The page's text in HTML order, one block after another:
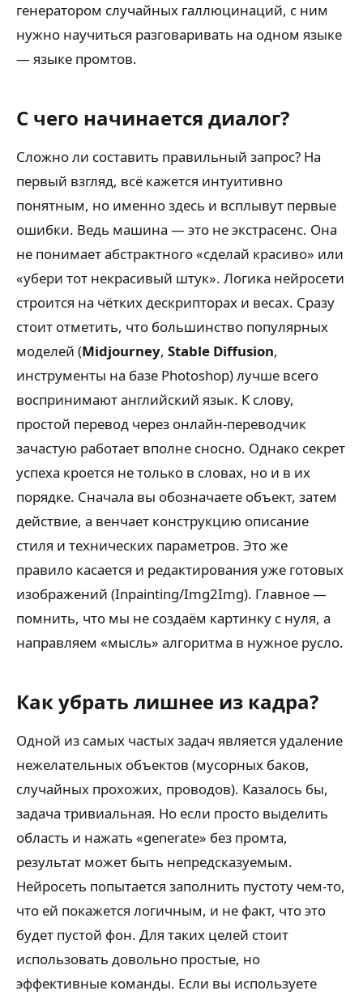
генератором случайных галлюцинаций, с ним
нужно научиться разговаривать на одном языке
— языке промтов.
С чего начинается диалог?
Сложно ли составить правильный запрос? На
первый взгляд, всё кажется интуитивно
понятным, но именно здесь и всплывут первые
ошибки. Ведь машина — это не экстрасенс. Она
не понимает абстрактного «сделай красиво» или
«убери тот некрасивый штук». Логика нейросети
строится на чётких дескрипторах и весах. Сразу
стоит отметить, что большинство популярных
моделей (Midjourney, Stable Diffusion,
инструменты на базе Photoshop) лучше всего
воспринимают английский язык. К слову,
простой перевод через онлайн-переводчик
зачастую работает вполне сносно. Однако секрет
успеха кроется не только в словах, но и в их
порядке. Сначала вы обозначаете объект, затем
действие, а венчает конструкцию описание
стиля и технических параметров. Это же
правило касается и редактирования уже готовых
изображений (Inpainting/Img2Img). Главное —
помнить, что мы не создаём картинку с нуля, а
направляем «мысль» алгоритма в нужное русло.
Как убрать лишнее из кадра?
Одной из самых частых задач является удаление
нежелательных объектов (мусорных баков,
случайных прохожих, проводов). Казалось бы,
задача тривиальная. Но если просто выделить
область и нажать «generate» без промта,
результат может быть непредсказуемым.
Нейросеть попытается заполнить пустоту чем-то,
что ей покажется логичным, и не факт, что это
будет пустой фон. Для таких целей стоит
использовать довольно простые, но
эффективные команды. Если вы используете